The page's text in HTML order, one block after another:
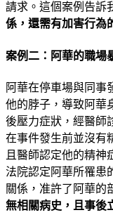
請求。這個案例告訴
係，還需有加害行為
案例二：阿華的職場
阿華在停車場與同事
他的脖子，導致阿華
後壓力症狀，經醫師
在事件發生前並沒有
且醫師認定他的精神
法院認定阿華所罹患
關係，准許了阿華的
無相關病史，且事後